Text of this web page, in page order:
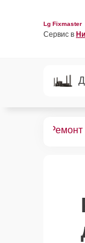
Lg Fixmaster
Сервис в